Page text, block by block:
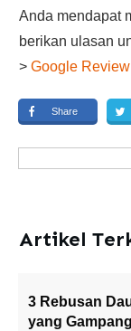
Anda mendapat
berikan ulasan
> Google Review
Share
Artikel
3 Rebusan
yang